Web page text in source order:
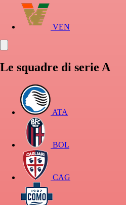
VEN
Le squadre di serie A
ATA
BOL
CAG